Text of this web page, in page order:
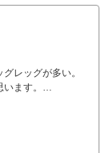
レッグが多い。
ます。
くから戻ってこ